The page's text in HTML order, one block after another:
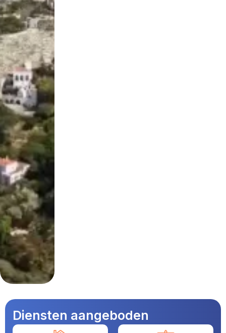
Diensten aangeboden